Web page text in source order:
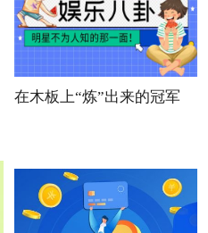
在木板上“炼”出来的冠军